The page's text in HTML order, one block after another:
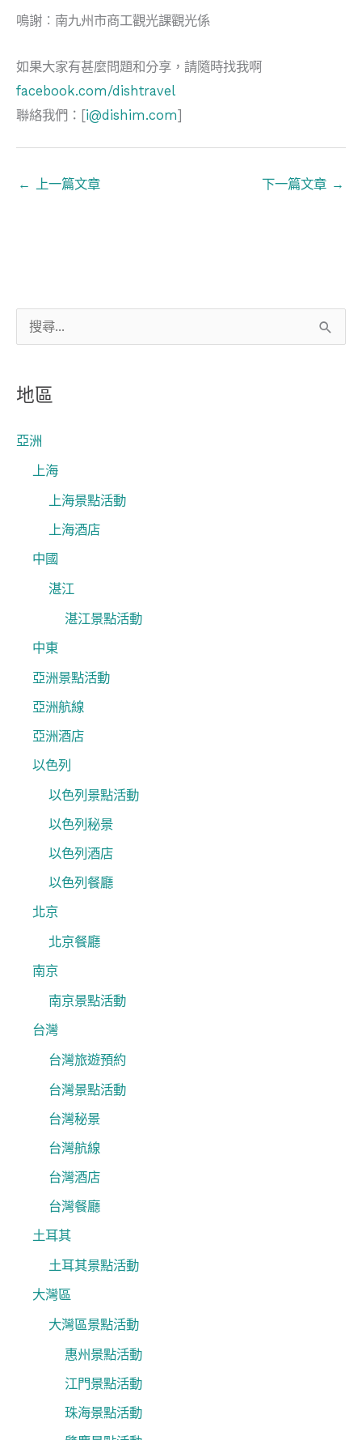
關
字
地區
亞洲
上海
上海景點活動
上海酒店
中國
湛江
湛江景點活動
中東
亞洲景點活動
亞洲航線
亞洲酒店
以色列
以色列景點活動
以色列秘景
以色列酒店
以色列餐廳
北京
北京餐廳
南京
南京景點活動
台灣
台灣旅遊預約
台灣景點活動
台灣秘景
台灣航線
台灣酒店
台灣餐廳
土耳其
土耳其景點活動
大灣區
大灣區景點活動
惠州景點活動
江門景點活動
珠海景點活動
鳴謝︰南九州市商工觀光課觀光係
如果大家有甚麼問題和分享，請隨時找我啊
facebook.com/dishtravel
聯絡我們：[i@dishim.com]
← 上一篇文章 下一篇文章 →